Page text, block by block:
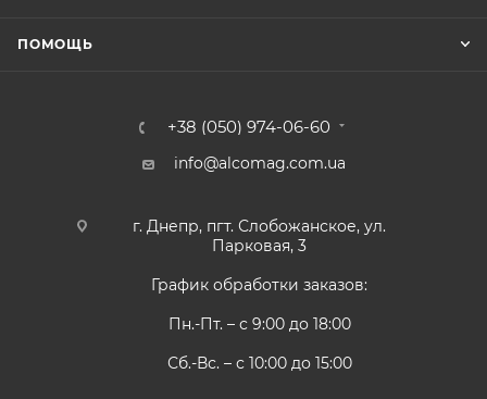
ПОМОЩЬ
+38 (050) 974-06-60
info@alcomag.com.ua
г. Днепр, пгт. Слобожанское, ул.
Парковая, 3
График обработки заказов:
Пн.-Пт. – с 9:00 до 18:00
Сб.-Вс. – с 10:00 до 15:00